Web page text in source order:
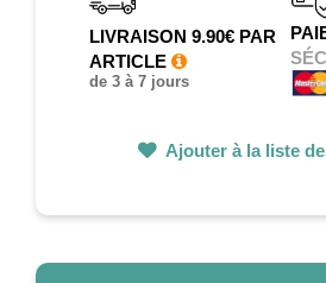
LIVRAISON 9.90€ PAR
ARTICLE
de 3 à 7 jours
Ajouter à la liste